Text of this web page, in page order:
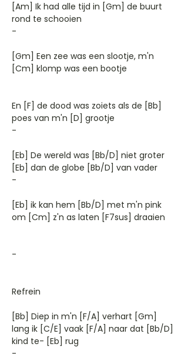
[Am] Ik had alle tijd in [Gm] de buurt
rond te schooien
-
[Gm] Een zee was een slootje, m'n
[Cm] klomp was een bootje
En [F] de dood was zoiets als de [Bb]
poes van m'n [D] grootje
-
[Eb] De wereld was [Bb/D] niet groter
[Eb] dan de globe [Bb/D] van vader
-
[Eb] ik kan hem [Bb/D] met m'n pink
om [Cm] z'n as laten [F7sus] draaien
-
Refrein
[Bb] Diep in m'n [F/A] verhart [Gm]
lang ik [C/E] vaak [F/A] naar dat [Bb/D]
kind te- [Eb] rug
-